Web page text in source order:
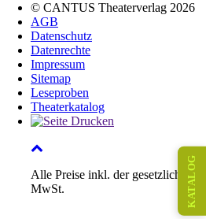
© CANTUS Theaterverlag 2026
AGB
Datenschutz
Datenrechte
Impressum
Sitemap
Leseproben
Theaterkatalog
Alle Preise inkl. der gesetzlichen
MwSt.
KATALOG